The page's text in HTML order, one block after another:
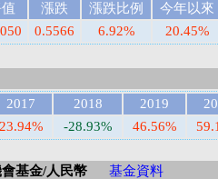
漲跌 漲跌比例 今年以來
0.5566 6.92% 20.45%
2017 2018 2019
23.94% -28.93% 46.56%
基金/人民幣 基金資料